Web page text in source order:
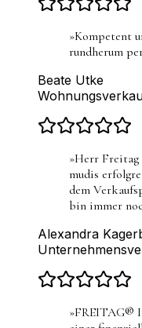
»Kompetent
rundherum
Beate Utke
»Herr Freitag
mudis
dem
bin immer
Alexandra
»FREITAG®